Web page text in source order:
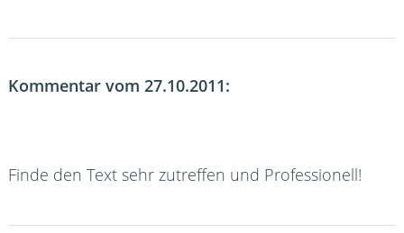
Kommentar vom 27.10.2011:
Finde den Text sehr zutreffen und Professionell!